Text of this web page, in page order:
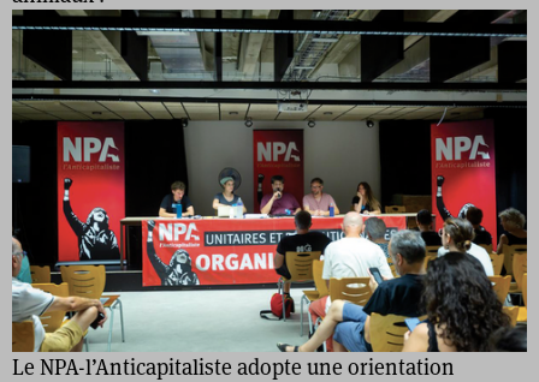
Le NPA-l’Anticapitaliste adopte une orientation